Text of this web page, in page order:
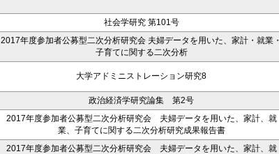
社会学研究 第101号
2017年度参加者公募型二次分析研究会 夫婦データを用いた、家計・就業・
子育てに関する二次分析
大学アドミニストレーション研究8
政治経済学研究論集 第2号
2017年度参加者公募型二次分析研究会 夫婦データを用いた、家計、就
業、子育てに関する二次分析研究成果報告書
2017年度参加者公募型二次分析研究会 夫婦データを用いた、家計、就